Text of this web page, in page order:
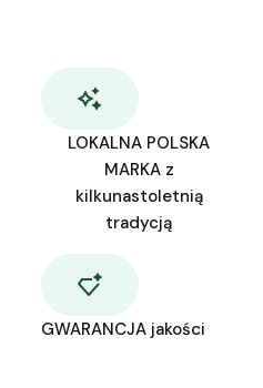
LOKALNA POLSKA
MARKA z
kilkunastoletnią
tradycją
GWARANCJA jakości